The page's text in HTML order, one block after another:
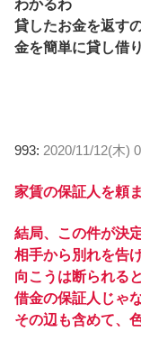
わかるわ
貸したお金を返す
金を簡単に貸し借
993: 2020/11/12(木)
家賃の保証人を頼
結局、この件が決
相手から別れを告
向こうは断られる
借金の保証人じゃ
その辺も含めて、